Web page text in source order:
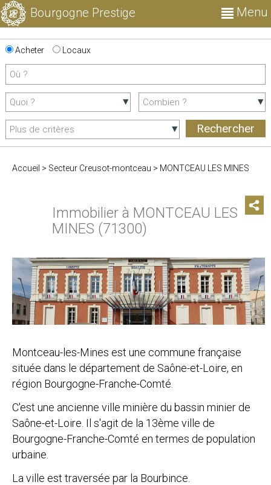
Bourgogne Prestige Menu
Acheter Locaux
Accueil > Secteur Creusot-montceau > MONTCEAU LES MINES
Immobilier à MONTCEAU LES
MINES (71300)
Montceau-les-Mines est une commune française
située dans le département de Saône-et-Loire, en
région Bourgogne-Franche-Comté.
C'est une ancienne ville minière du bassin minier de
Saône-et-Loire. Il s'agit de la 13ème ville de
Bourgogne-Franche-Comté en termes de population
urbaine.
La ville est traversée par la Bourbince.